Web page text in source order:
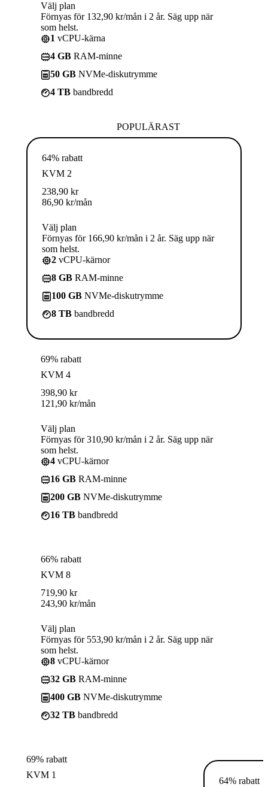
Välj plan
Förnyas för 132,90 kr/mån i 2 år. Säg upp när
som helst.
1 vCPU-kärna
4 GB RAM-minne
50 GB NVMe-diskutrymme
4 TB bandbredd
POPULÄRAST
64% rabatt
KVM 2
238,90 kr
86,90 kr/mån
Välj plan
Förnyas för 166,90 kr/mån i 2 år. Säg upp när
som helst.
2 vCPU-kärnor
8 GB RAM-minne
100 GB NVMe-diskutrymme
8 TB bandbredd
69% rabatt
KVM 4
398,90 kr
121,90 kr/mån
Välj plan
Förnyas för 310,90 kr/mån i 2 år. Säg upp när
som helst.
4 vCPU-kärnor
16 GB RAM-minne
200 GB NVMe-diskutrymme
16 TB bandbredd
66% rabatt
KVM 8
719,90 kr
243,90 kr/mån
Välj plan
Förnyas för 553,90 kr/mån i 2 år. Säg upp när
som helst.
8 vCPU-kärnor
32 GB RAM-minne
400 GB NVMe-diskutrymme
32 TB bandbredd
69% rabatt
KVM 1
64% rabatt